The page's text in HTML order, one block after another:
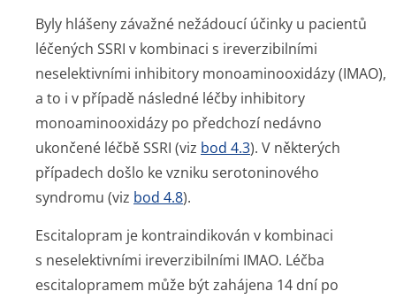
Byly hlášeny závažné nežádoucí účinky u pacientů
léčených SSRI v kombinaci s ireverzibilními
neselektivními inhibitory monoaminooxidázy (IMAO),
a to i v případě následné léčby inhibitory
monoaminooxidázy po předchozí nedávno
ukončené léčbě SSRI (viz bod 4.3). V některých
případech došlo ke vzniku serotoninového
syndromu (viz bod 4.8).
Escitalopram je kontraindikován v kombinaci
s neselektivními ireverzibilními IMAO. Léčba
escitalopramem může být zahájena 14 dní po